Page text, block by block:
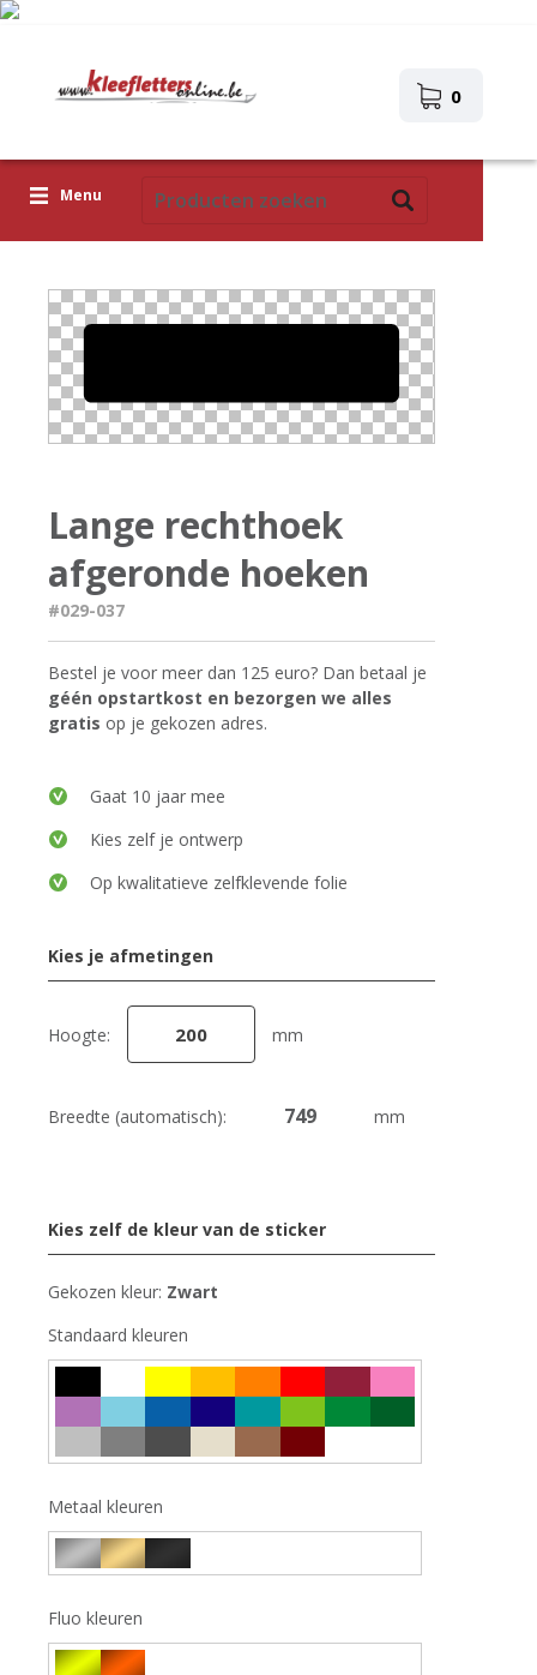
0
Menu
Icoontjes
Upload je eigen ontwerp
Lange rechthoek
afgeronde hoeken
#029-037
Bestel je voor meer dan 125 euro? Dan betaal je
géén opstartkost en bezorgen we alles
gratis op je gekozen adres.
Gaat 10 jaar mee
Kies zelf je ontwerp
Op kwalitatieve zelfklevende folie
Kies je afmetingen
Hoogte: mm
Breedte (automatisch): mm
Kies zelf de kleur van de sticker
Gekozen kleur: Zwart
Standaard kleuren
Metaal kleuren
Fluo kleuren